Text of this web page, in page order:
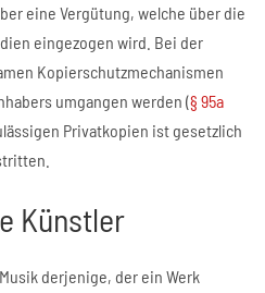
eine Vergütung, welche über die
eingezogen wird. Bei der
Kopierschutzmechanismen
umgangen werden (§ 95a
Privatkopien ist gesetzlich
Künstler
derjenige, der ein Werk